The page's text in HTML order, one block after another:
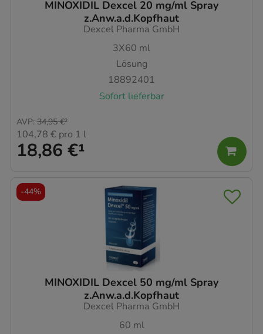
MINOXIDIL Dexcel 20 mg/ml Spray
z.Anw.a.d.Kopfhaut
Dexcel Pharma GmbH
3X60 ml
Lösung
18892401
Sofort lieferbar
18,86 €¹
AVP: 34,95 €²
104,78 € pro 1 l
MINOXIDIL Dexcel 50 mg/ml Spray
z.Anw.a.d.Kopfhaut
Dexcel Pharma GmbH
60 ml
-44%